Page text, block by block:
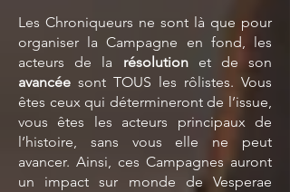
Les Chroniqueurs ne sont là que pour
organiser la Campagne en fond, les
acteurs de la résolution et de son
avancée sont TOUS les rôlistes. Vous
êtes ceux qui détermineront de l’issue,
vous êtes les acteurs principaux de
l’histoire, sans vous elle ne peut
avancer. Ainsi, ces Campagnes auront
un impact sur monde de Vesperae